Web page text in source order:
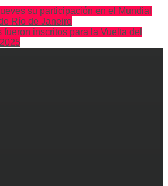
su participación en el Mundial
Río de Janeiro
inscritos para la Vuelta del